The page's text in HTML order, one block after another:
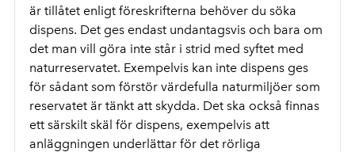
är tillåtet enligt föreskrifterna behöver du söka
dispens. Det ges endast undantagsvis och bara om
det man vill göra inte står i strid med syftet med
naturreservatet. Exempelvis kan inte dispens ges
för sådant som förstör värdefulla naturmiljöer som
reservatet är tänkt att skydda. Det ska också finnas
ett särskilt skäl för dispens, exempelvis att
anläggningen underlättar för det rörliga